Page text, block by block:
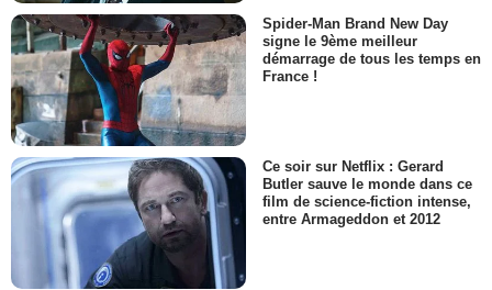
Spider-Man Brand New Day
signe le 9ème meilleur
démarrage de tous les temps en
France !
Ce soir sur Netflix : Gerard
Butler sauve le monde dans ce
film de science-fiction intense,
entre Armageddon et 2012